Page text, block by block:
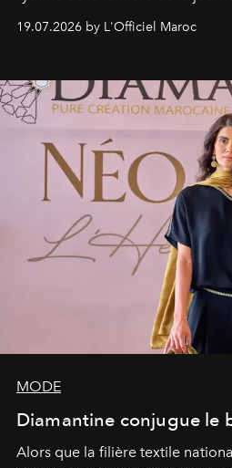
programmation pensée comme
rendez-vous avec l’océan.
19.07.2026 by L'Officiel Maroc
MODE
Diamantine conjugue le
Alors que la filière textile